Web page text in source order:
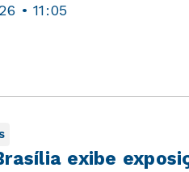
• 11:05
exibe